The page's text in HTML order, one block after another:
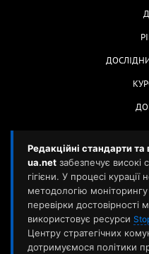
Редакційні стандарти та
ua.net забезпечує високі
гігієни. У процесі
методологію моніторингу
перевірки достовірності
використовує ресурси
Центру стратегічних
дотримуємося політики